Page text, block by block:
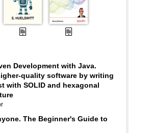
Development with Java.
quality software by writing
with SOLID and hexagonal
The Beginner's Guide to